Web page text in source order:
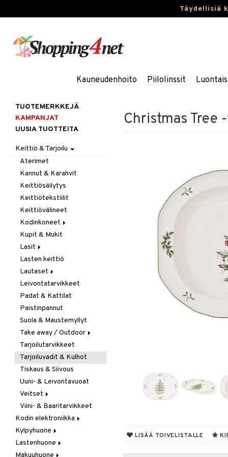
Täydellisiä
Kauneudenhoito Piilolinssit
Christmas Tree
LISÄÄ TOIVELISTALLE
TUOTEMERKKEJÄ
KAMPANJAT
UUSIA TUOTTEITA
Keittiö & Tarjoilu
Aterimet
Kannut & Karahvit
Keittiösäilytys
Keittiötekstiilit
Keittiövälineet
Kodinkoneet
Kahvi, Tee & Espresso
Leivänpaahtimet
Mixerit &
Sähkövatkaimet
Muut koneet
Vedenkeittimet
Kupit & Mukit
Lasit
Juoma- & Cocktailasit
Juomalasit
Olutlasit
Shamppanjalasit
Snapsi- & Aveclasit
Viinilasit
Whiskey- & Konjakkilasit
Lasten keittiö
Lautaset
Asetit
Ruokalautaset
Syvät lautaset
Leivontatarvikkeet
Padat & Kattilat
Paistinpannut
Suola & Maustemyllyt
Take away / Outdoor
Eväslaatikot
Pullot
Termoskannut
Termosmukit
Tarjoilutarvikkeet
Tarjoiluvadit & Kulhot
Tiskaus & Siivous
Uuni- & Leivontavuoat
Veitset
Erityisveitset
Keittiöveitset
Kuorinta- &
Vihannesveitset
Leikkuulaudat
Viini- & Baaritarvikkeet
Kodin elektroniikka
Ääni
Kylpyhuone
Kylpyhuoneen sisustus
Kylpyhuoneen tarvikkeita
Lastenhuone
Kylpyhuoneen koristelu
Makuuhuone